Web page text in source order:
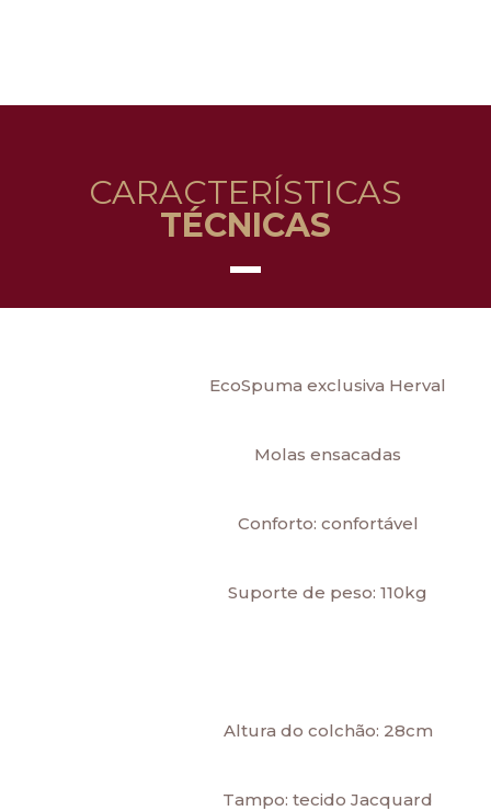
CARACTERÍSTICAS
TÉCNICAS
EcoSpuma exclusiva Herval
Molas ensacadas
Conforto: confortável
Suporte de peso: 110kg
Altura do colchão: 28cm
Tampo: tecido Jacquard